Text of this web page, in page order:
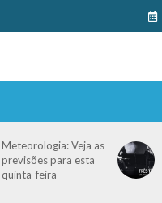
Meteorologia: Veja as
previsões para esta
quinta-feira